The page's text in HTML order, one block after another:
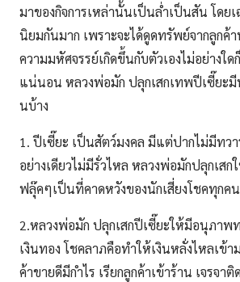
มาของกิจการเหล่านั้นเป็นล่ำเป็นสัน โดย
นิยมกันมาก เพราะจะได้ดูดทรัพย์จากลูกค้
ความมหัศจรรย์เกิดขึ้นกับตัวเองไม่อย่างใด
แน่นอน หลวงพ่อมัก ปลุกเสกเทพปีเซี๊ยะ
นบ้าง
1. ปีเซี๊ยะ เป็นสัตว์มงคล มีแต่ปากไม่มีทว
อย่างเดียวไม่มีรั่วไหล หลวงพ่อมักปลุกเส
ฟลุ๊คๆเป็นที่คาดหวังของนักเสี่ยงโชคทุกคน
2.หลวงพ่อมัก ปลุกเสกปีเซี๊ยะให้มีอนุภาพ
เงินทอง โชคลาภคือทำให้เงินหลั่งไหลเข้า
ค้าขายดีมีกำไร เรียกลูกค้าเข้าร้าน เจรจาติ